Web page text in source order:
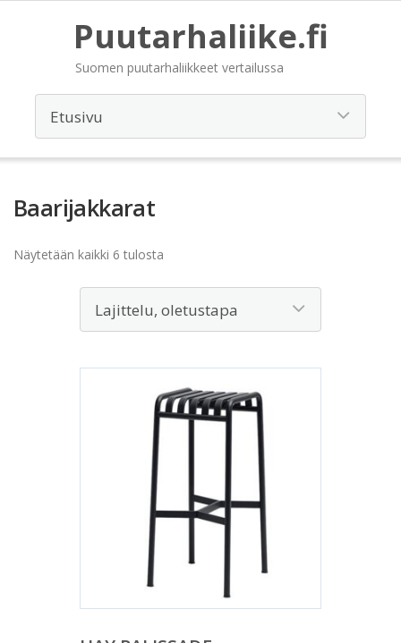
Puutarhaliike.fi
Suomen puutarhaliikkeet vertailussa
Baarijakkarat
Näytetään kaikki 6 tulosta